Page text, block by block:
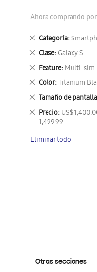
Ahora comprando por
Categoría
Eliminar
este
artículo
Clase Galaxy S
Eliminar
este
artículo
Feature Multi-sim
Eliminar
este
artículo
Color Titanium
Eliminar
este
artículo
Tamaño de pantalla
Eliminar
este
artículo
Precio US$
1,499.99
Eliminar
este
Eliminar todo
Otras secciones